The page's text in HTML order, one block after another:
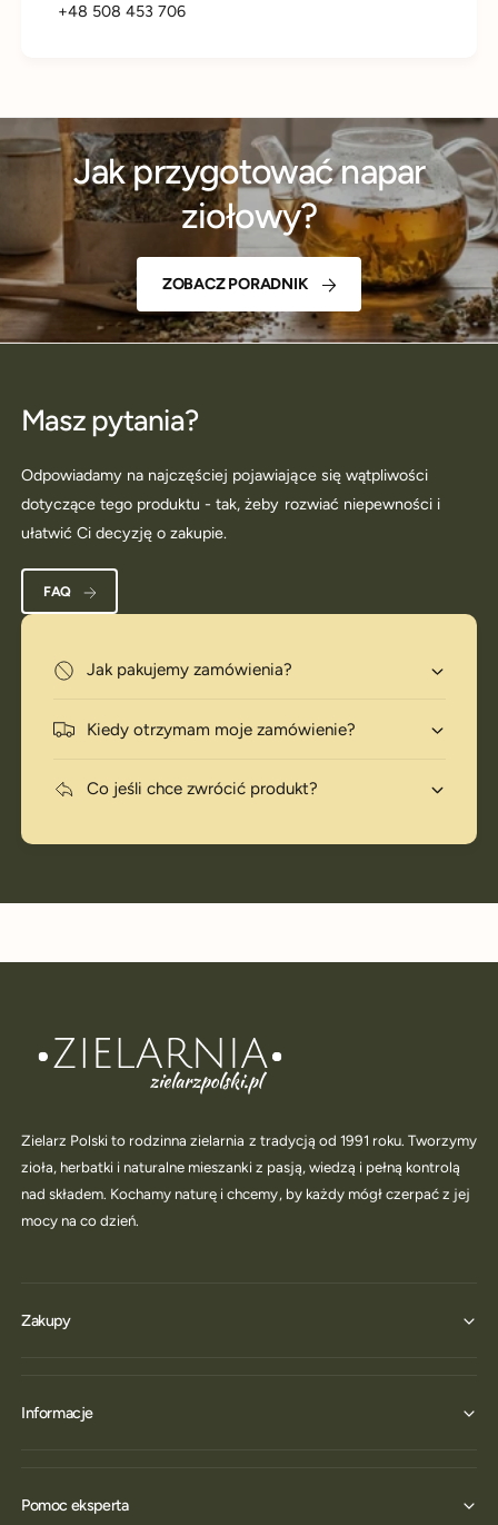
+48 508 453 706
Jak przygotować napar
ziołowy?
ZOBACZ PORADNIK
Masz pytania?
Odpowiadamy na najczęściej pojawiające się wątpliwości
dotyczące tego produktu - tak, żeby rozwiać niepewności i
ułatwić Ci decyzję o zakupie.
FAQ
Jak pakujemy zamówienia?
Kiedy otrzymam moje zamówienie?
Co jeśli chce zwrócić produkt?
Zielarz Polski to rodzinna zielarnia z tradycją od 1991 roku. Tworzymy
zioła, herbatki i naturalne mieszanki z pasją, wiedzą i pełną kontrolą
nad składem. Kochamy naturę i chcemy, by każdy mógł czerpać z jej
mocy na co dzień.
Zakupy
Informacje
Pomoc eksperta